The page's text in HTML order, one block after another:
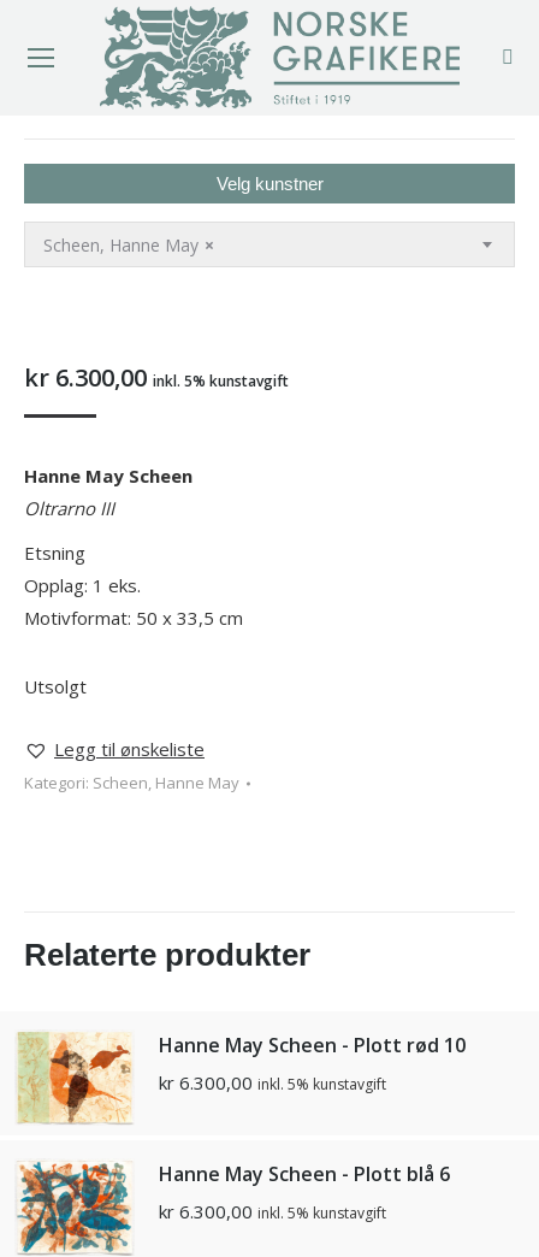
Velg kunstner
×
Scheen, Hanne May
kr 6.300,00 inkl. 5% kunstavgift
Hanne May Scheen
Oltrarno III
Etsning
Opplag: 1 eks.
Motivformat: 50 x 33,5 cm
Utsolgt
Legg til ønskeliste
Kategori: Scheen, Hanne May
Relaterte produkter
Hanne May Scheen - Plott rød 10
kr 6.300,00 inkl. 5% kunstavgift
Hanne May Scheen - Plott blå 6
kr 6.300,00 inkl. 5% kunstavgift